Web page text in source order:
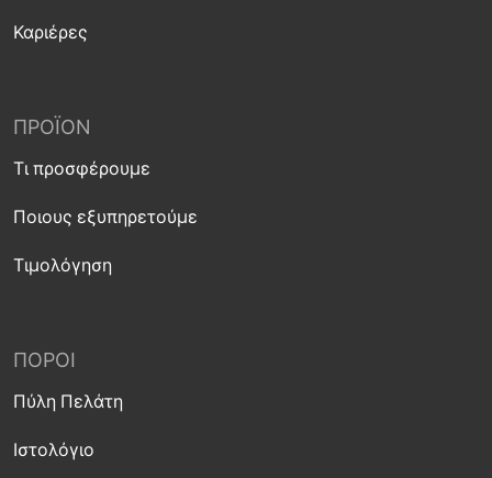
Καριέρες
ΠΡΟΪΌΝ
Τι προσφέρουμε
Ποιους εξυπηρετούμε
Τιμολόγηση
ΠΌΡΟΙ
Πύλη Πελάτη
Ιστολόγιο